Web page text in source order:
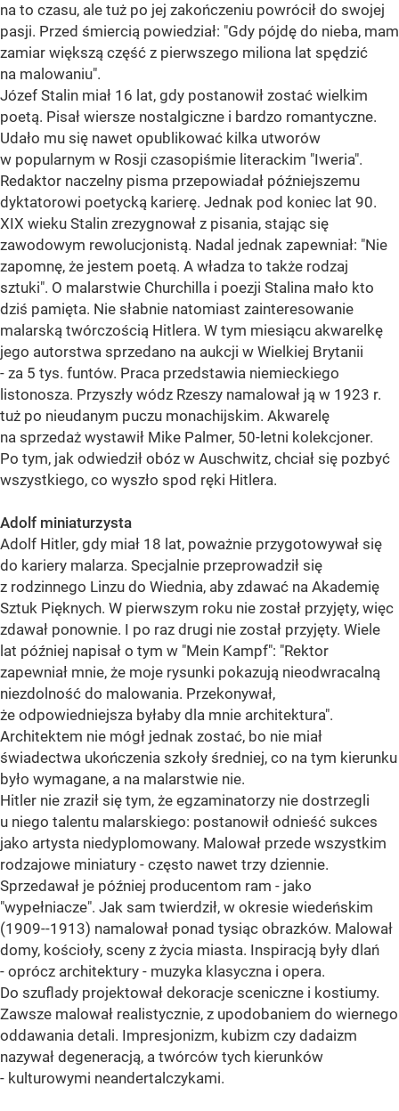
na to czasu, ale tuż po jej zakończeniu powrócił do swojej
pasji. Przed śmiercią powiedział: "Gdy pójdę do nieba, mam
zamiar większą część z pierwszego miliona lat spędzić
na malowaniu".
Józef Stalin miał 16 lat, gdy postanowił zostać wielkim
poetą. Pisał wiersze nostalgiczne i bardzo romantyczne.
Udało mu się nawet opublikować kilka utworów
w popularnym w Rosji czasopiśmie literackim "Iweria".
Redaktor naczelny pisma przepowiadał późniejszemu
dyktatorowi poetycką karierę. Jednak pod koniec lat 90.
XIX wieku Stalin zrezygnował z pisania, stając się
zawodowym rewolucjonistą. Nadal jednak zapewniał: "Nie
zapomnę, że jestem poetą. A władza to także rodzaj
sztuki". O malarstwie Churchilla i poezji Stalina mało kto
dziś pamięta. Nie słabnie natomiast zainteresowanie
malarską twórczością Hitlera. W tym miesiącu akwarelkę
jego autorstwa sprzedano na aukcji w Wielkiej Brytanii
- za 5 tys. funtów. Praca przedstawia niemieckiego
listonosza. Przyszły wódz Rzeszy namalował ją w 1923 r.
tuż po nieudanym puczu monachijskim. Akwarelę
na sprzedaż wystawił Mike Palmer, 50-letni kolekcjoner.
Po tym, jak odwiedził obóz w Auschwitz, chciał się pozbyć
wszystkiego, co wyszło spod ręki Hitlera.
Adolf miniaturzysta
Adolf Hitler, gdy miał 18 lat, poważnie przygotowywał się
do kariery malarza. Specjalnie przeprowadził się
z rodzinnego Linzu do Wiednia, aby zdawać na Akademię
Sztuk Pięknych. W pierwszym roku nie został przyjęty, więc
zdawał ponownie. I po raz drugi nie został przyjęty. Wiele
lat później napisał o tym w "Mein Kampf": "Rektor
zapewniał mnie, że moje rysunki pokazują nieodwracalną
niezdolność do malowania. Przekonywał,
że odpowiedniejsza byłaby dla mnie architektura".
Architektem nie mógł jednak zostać, bo nie miał
świadectwa ukończenia szkoły średniej, co na tym kierunku
było wymagane, a na malarstwie nie.
Hitler nie zraził się tym, że egzaminatorzy nie dostrzegli
u niego talentu malarskiego: postanowił odnieść sukces
jako artysta niedyplomowany. Malował przede wszystkim
rodzajowe miniatury - często nawet trzy dziennie.
Sprzedawał je później producentom ram - jako
"wypełniacze". Jak sam twierdził, w okresie wiedeńskim
(1909--1913) namalował ponad tysiąc obrazków. Malował
domy, kościoły, sceny z życia miasta. Inspiracją były dlań
- oprócz architektury - muzyka klasyczna i opera.
Do szuflady projektował dekoracje sceniczne i kostiumy.
Zawsze malował realistycznie, z upodobaniem do wiernego
oddawania detali. Impresjonizm, kubizm czy dadaizm
nazywał degeneracją, a twórców tych kierunków
- kulturowymi neandertalczykami.